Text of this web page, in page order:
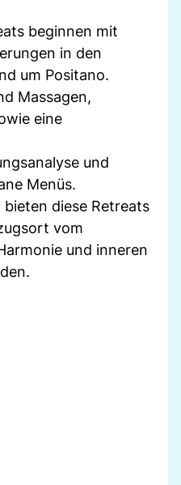
beginnen mit
in den
um Positano.
Massagen,
eine
und
Menüs.
diese Retreats
vom
und inneren